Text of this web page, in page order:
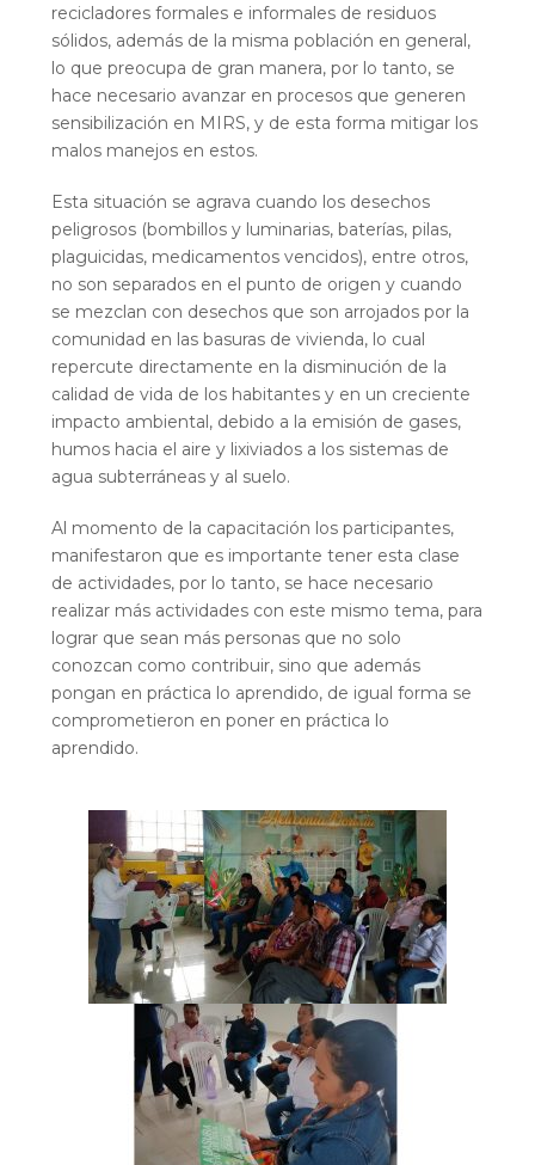
recicladores formales e informales de residuos
sólidos, además de la misma población en general,
lo que preocupa de gran manera, por lo tanto, se
hace necesario avanzar en procesos que generen
sensibilización en MIRS, y de esta forma mitigar los
malos manejos en estos.
Esta situación se agrava cuando los desechos
peligrosos (bombillos y luminarias, baterías, pilas,
plaguicidas, medicamentos vencidos), entre otros,
no son separados en el punto de origen y cuando
se mezclan con desechos que son arrojados por la
comunidad en las basuras de vivienda, lo cual
repercute directamente en la disminución de la
calidad de vida de los habitantes y en un creciente
impacto ambiental, debido a la emisión de gases,
humos hacia el aire y lixiviados a los sistemas de
agua subterráneas y al suelo.
Al momento de la capacitación los participantes,
manifestaron que es importante tener esta clase
de actividades, por lo tanto, se hace necesario
realizar más actividades con este mismo tema, para
lograr que sean más personas que no solo
conozcan como contribuir, sino que además
pongan en práctica lo aprendido, de igual forma se
comprometieron en poner en práctica lo
aprendido.